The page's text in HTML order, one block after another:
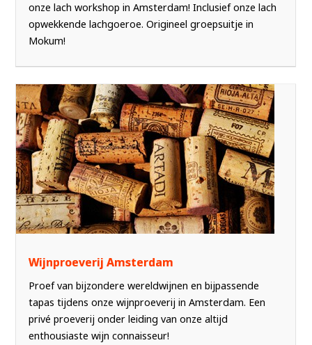
onze lach workshop in Amsterdam! Inclusief onze lach
opwekkende lachgoeroe. Origineel groepsuitje in
Mokum!
Wijnproeverij Amsterdam
Proef van bijzondere wereldwijnen en bijpassende
tapas tijdens onze wijnproeverij in Amsterdam. Een
privé proeverij onder leiding van onze altijd
enthousiaste wijn connaisseur!